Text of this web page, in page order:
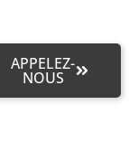
APPELEZ-
NOUS